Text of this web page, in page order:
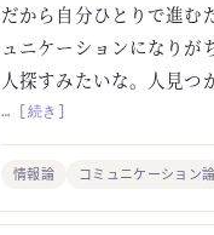
だから自分ひとりで進む
ュニケーションになり
人探すみたいな。人見
… [続き]
情報論 コミュニケーション論